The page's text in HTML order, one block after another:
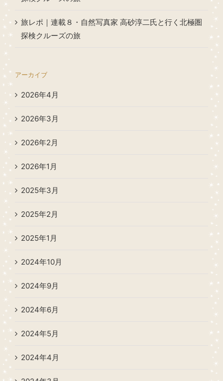
旅レポ｜連載８・自然写真家 高砂淳二氏と行く北極圏
探検クルーズの旅
アーカイブ
2026年4月
2026年3月
2026年2月
2026年1月
2025年3月
2025年2月
2025年1月
2024年10月
2024年9月
2024年6月
2024年5月
2024年4月